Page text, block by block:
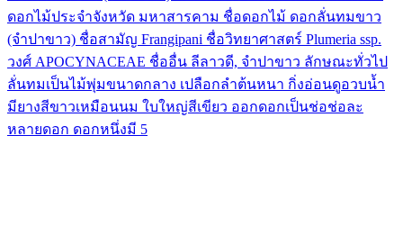
ดอกไม้ประจำจังหวัด มหาสารคาม ชื่อดอกไม้ ดอกลั่นทมขาว
(จำปาขาว) ชื่อสามัญ Frangipani ชื่อวิทยาศาสตร์ Plumeria ssp.
วงศ์ APOCYNACEAE ชื่ออื่น ลีลาวดี, จำปาขาว ลักษณะทั่วไป
ลั่นทมเป็นไม้พุ่มขนาดกลาง เปลือกลำต้นหนา กิ่งอ่อนดูอวบน้ำ
มียางสีขาวเหมือนนม ใบใหญ่สีเขียว ออกดอกเป็นช่อช่อละ
หลายดอก ดอกหนึ่งมี 5